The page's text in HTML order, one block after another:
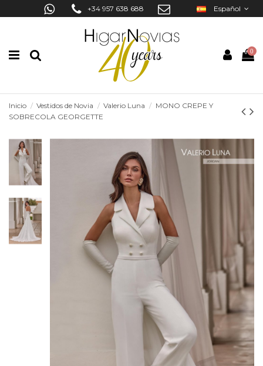
+34 957 638 688 Español
0
Inicio Vestidos de Novia Valerio Luna
MONO CREPE Y
SOBRECOLA GEORGETTE